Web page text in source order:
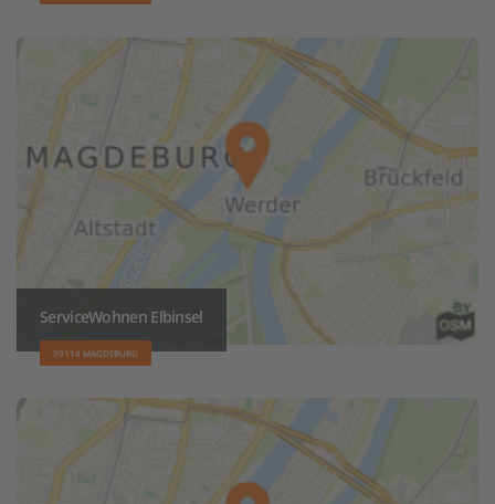
ServiceWohnen Elbinsel
39114 MAGDEBURG